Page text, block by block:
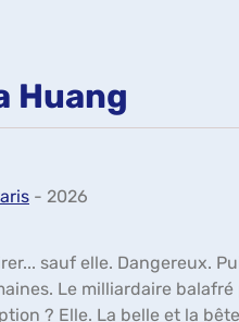
Huang
- 2026
sauf elle. Dangereux.
Le milliardaire
? Elle. La belle et la